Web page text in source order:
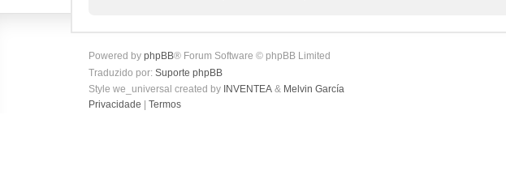
Powered by phpBB® Forum Software © phpBB Limited
Traduzido por: Suporte phpBB
Style we_universal created by INVENTEA & Melvin García
Privacidade
Termos